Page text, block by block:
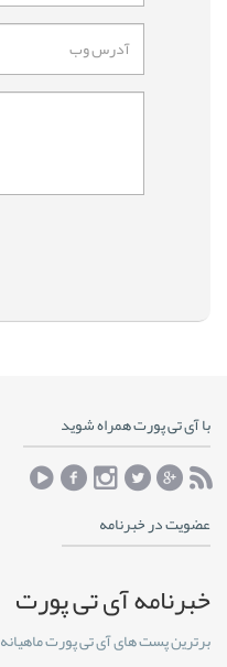
با آی تی پورت همراه شوید
عضویت در خبرنامه
خبرنامه آی تی پورت
برترین پست های آی تی پورت